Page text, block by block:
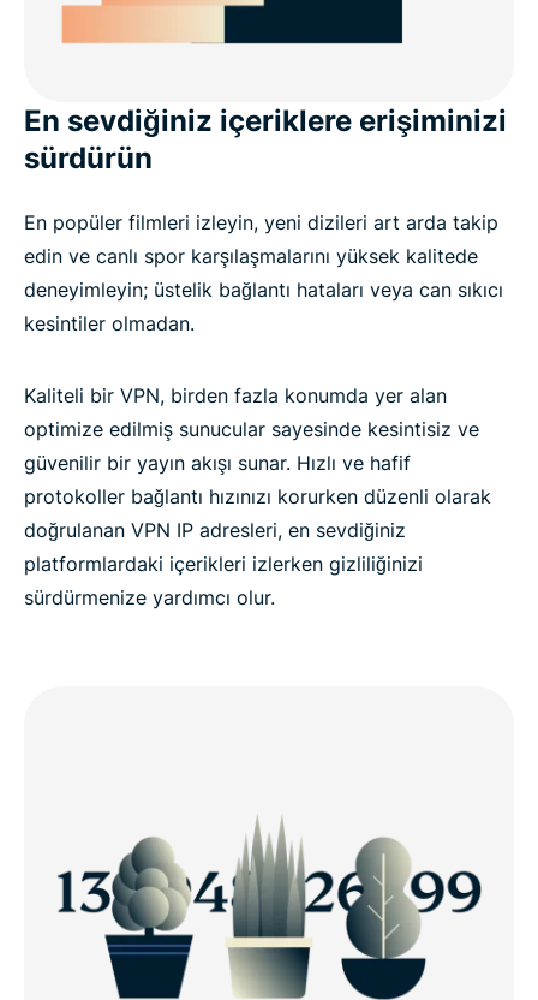
En sevdiğiniz içeriklere erişiminizi
sürdürün
En popüler filmleri izleyin, yeni dizileri art arda takip
edin ve canlı spor karşılaşmalarını yüksek kalitede
deneyimleyin; üstelik bağlantı hataları veya can sıkıcı
kesintiler olmadan.
Kaliteli bir VPN, birden fazla konumda yer alan
optimize edilmiş sunucular sayesinde kesintisiz ve
güvenilir bir yayın akışı sunar. Hızlı ve hafif
protokoller bağlantı hızınızı korurken düzenli olarak
doğrulanan VPN IP adresleri, en sevdiğiniz
platformlardaki içerikleri izlerken gizliliğinizi
sürdürmenize yardımcı olur.